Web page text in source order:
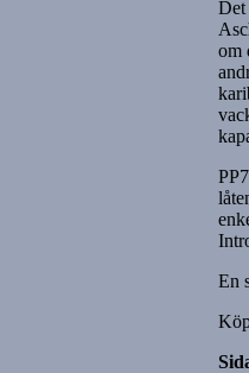
Det
om
En